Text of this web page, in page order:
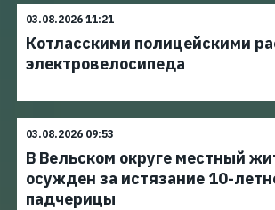
03.08.2026 11:21
Котласскими полицейскими
электровелосипеда
03.08.2026 09:53
В Вельском округе местный
осужден за истязание 10-
падчерицы